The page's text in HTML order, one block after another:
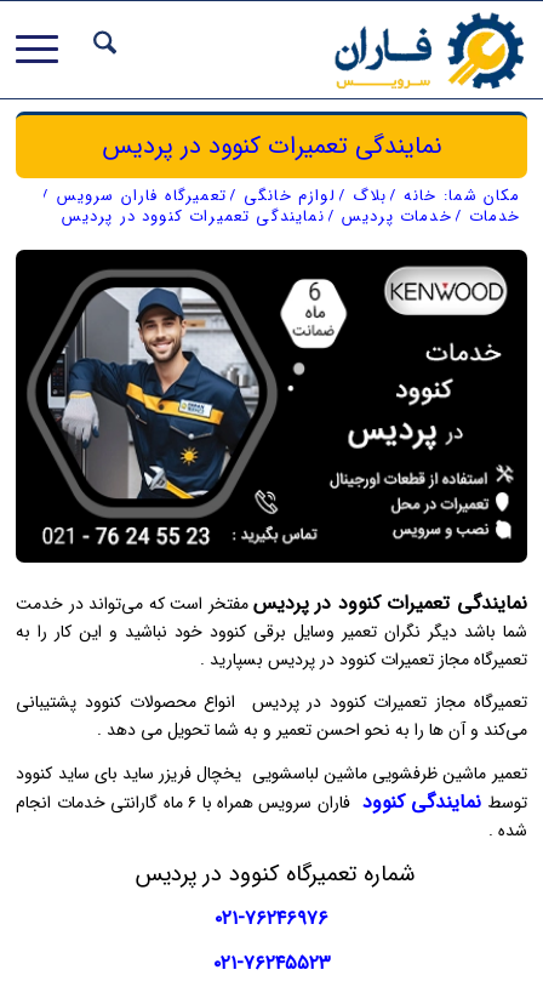
نمایندگی تعمیرات کنوود در پردیس
مکان شما: خانه /بلاگ / لوازم خانگی /تعمیرگاه فاران سرویس /
خدمات /خدمات پردیس /نمایندگی تعمیرات کنوود در پردیس
نمایندگی تعمیرات کنوود در پردیسمفتخر است که می‌تواند در خدمت
شما باشد دیگر نگران تعمیر وسایل برقی کنوود خود نباشید و این کار را به
تعمیرگاه مجاز تعمیرات کنوود در پردیس بسپارید .
تعمیرگاه مجاز تعمیرات کنوود در پردیس انواع محصولات کنوود پشتیبانی
می‌کند و آن‌ ها را به نحو احسن تعمیر و به شما تحویل می‌ دهد .
تعمیر ماشین ظرفشویی ماشین لباسشویی یخچال فریزر ساید بای ساید کنوود
توسط نمایندگی کنوود
فاران سرویس همراه با ۶ ماه گارانتی خدمات انجام
شده .
شماره تعمیرگاه کنوود در پردیس
۰۲۱-۷۶۲۴۶۹۷۶
۰۲۱-۷۶۲۴۵۵۲۳